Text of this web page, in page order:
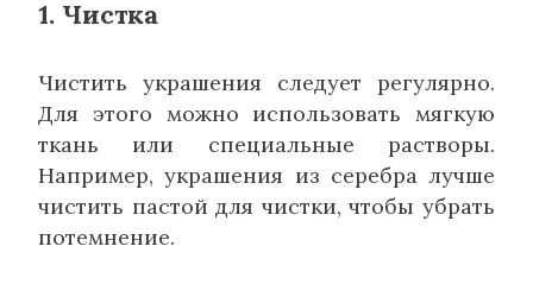
1. Чистка
Чистить украшения следует регулярно.
Для этого можно использовать мягкую
ткань или специальные растворы.
Например, украшения из серебра лучше
чистить пастой для чистки, чтобы убрать
потемнение.